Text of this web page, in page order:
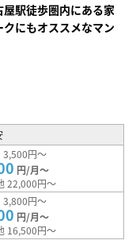
屋駅徒歩圏内にある家
にもオススメなマン
3,500円～
円/月～
22,000円～
3,800円～
円/月～
16,500円～